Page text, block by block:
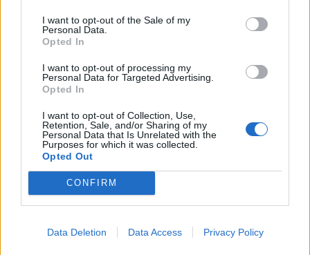
I want to opt-out of the Sale of my
Personal Data.
Opted In
I want to opt-out of processing my
Personal Data for Targeted Advertising.
Opted In
I want to opt-out of Collection, Use,
Retention, Sale, and/or Sharing of my
Personal Data that Is Unrelated with the
Purposes for which it was collected.
Opted Out
CONFIRM
Data Deletion Data Access Privacy Policy